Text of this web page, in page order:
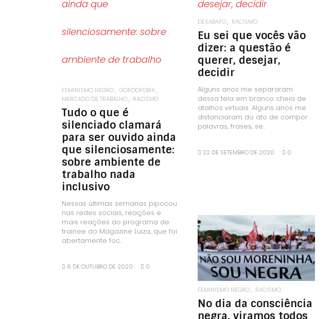
FEMINISMO NEGRO
GORDOFOBIA
MERCADO DE TRABALHO
RACISMO
Tudo o que é
silenciado clamará
para ser ouvido ainda
que silenciosamente:
sobre ambiente de
trabalho nada
inclusivo
Nessas últimas semanas pipocou
nas redes sociais, reações e
mais reações ao programa de
trainee do Magazine Luiza, que foi
abertamente foc..
6 DE OUTUBRO DE 2020 0
DESABAFO RACISMO
Eu sei que vocês vão
dizer: a questão é
querer, desejar,
decidir
Alguns anos me separaram
dessa tela em branco cheia de
atalhos virtuais. Alguns anos me
distanciaram do ato de compor
palavras, frases, se..
22 DE SETEMBRO DE 2020 0
LEIA MAIS
FEMINISMO NEGRO RACISMO
No dia da consciência
negra, viramos todos